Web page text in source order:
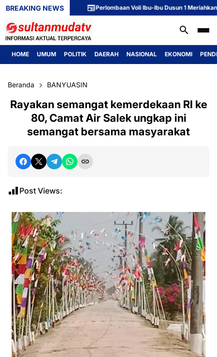
BREAKING NEWS Perlombaan Voli Ibu-Ibu Dusun 1 Meriahkan
HOME UMUM POLITIK DAERAH NASIONAL EKONOMI
Beranda BANYUASIN
Rayakan semangat kemerdekaan RI ke
80, Camat Air Salek ungkap ini
semangat bersama masyarakat
Post Views: